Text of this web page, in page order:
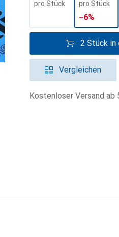
pro Stück
pro Stück
−6%
2 Stück in
Vergleichen
Kostenloser Versand ab